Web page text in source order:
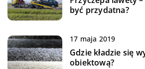
być przydatna?
17 maja 2019
Gdzie kładzie się
obiektową?